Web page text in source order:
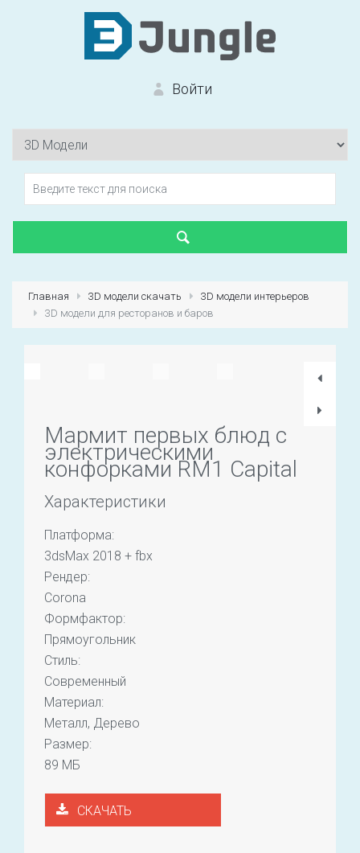
Войти
Первый раз? Зарегистрироваться
Главная 3D модели скачать
3D модели интерьеров
3D модели для ресторанов и баров
Мармит первых блюд с
электрическими
конфорками RM1 Capital
Характеристики
Платформа:
3dsMax 2018 + fbx
Рендер:
Corona
Формфактор:
Прямоугольник
Стиль:
Современный
Материал:
Металл, Дерево
Размер:
89 МБ
СКАЧАТЬ